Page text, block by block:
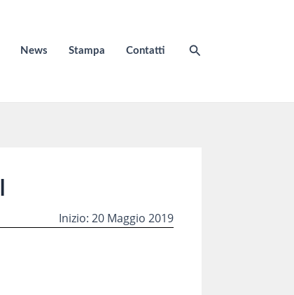
News Stampa Contatti Cerca
Inizio: 20 Maggio 2019